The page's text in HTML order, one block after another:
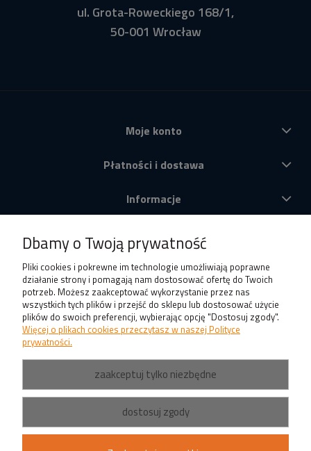
ul. Grota-Roweckiego 168/1,
50-001 Wrocław
Moje konto
Płatności i dostawa
Informacje
Produkty
Dbamy o Twoją prywatność
Pliki cookies i pokrewne im technologie umożliwiają poprawne
działanie strony i pomagają nam dostosować ofertę do Twoich
potrzeb. Możesz zaakceptować wykorzystanie przez nas
wszystkich tych plików i przejść do sklepu lub dostosować użycie
plików do swoich preferencji, wybierając opcję "Dostosuj zgody".
Więcej o plikach cookies przeczytasz w naszej Polityce
prywatności.
zaakceptuj tylko niezbędne
dostosuj zgody